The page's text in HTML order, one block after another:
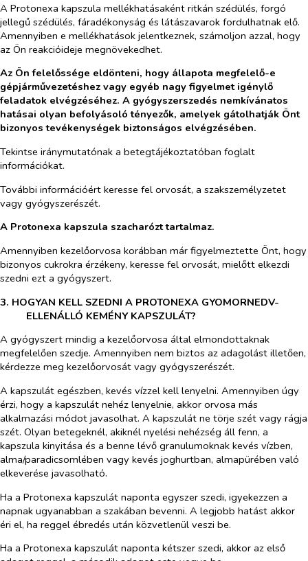
A Protonexa kapszula mellékhatásaként ritkán szédülés, forgó
jellegű szédülés, fáradékonyság és látászavarok fordulhatnak elő.
Amennyiben e mellékhatások jelentkeznek, számoljon azzal, hogy
az Ön reakcióideje megnövekedhet.
Az Ön felelőssége eldönteni, hogy állapota megfelelő-e
gépjárművezetéshez vagy egyéb nagy figyelmet igénylő
feladatok elvégzéséhez. A gyógyszerszedés nemkívánatos
hatásai olyan befolyásoló tényezők, amelyek gátolhatják Önt
bizonyos tevékenységek biztonságos elvégzésében.
Tekintse iránymutatónak a betegtájékoztatóban foglalt
információkat.
További információért keresse fel orvosát, a szakszemélyzetet
vagy gyógyszerészét.
A Protonexa kapszula szacharózt tartalmaz.
Amennyiben kezelőorvosa korábban már figyelmeztette Önt, hogy
bizonyos cukrokra érzékeny, keresse fel orvosát, mielőtt elkezdi
szedni ezt a gyógyszert.
3. HOGYAN KELL SZEDNI A PROTONEXA GYOMORNEDV-
ELLENÁLLÓ KEMÉNY KAPSZULÁT?
A gyógyszert mindig a kezelőorvosa által elmondottaknak
megfelelően szedje. Amennyiben nem biztos az adagolást illetően,
kérdezze meg kezelőorvosát vagy gyógyszerészét.
A kapszulát egészben, kevés vízzel kell lenyelni. Amennyiben úgy
érzi, hogy a kapszulát nehéz lenyelnie, akkor orvosa más
alkalmazási módot javasolhat. A kapszulát ne törje szét vagy rágja
szét. Olyan betegeknél, akiknél nyelési nehézség áll fenn, a
kapszula kinyitása és a benne lévő granulumoknak kevés vízben,
alma/paradicsomlében vagy kevés joghurtban, almapürében való
elkeverése javasolható.
Ha a Protonexa kapszulát naponta egyszer szedi, igyekezzen a
napnak ugyanabban a szakában bevenni. A legjobb hatást akkor
éri el, ha reggel ébredés után közvetlenül veszi be.
Ha a Protonexa kapszulát naponta kétszer szedi, akkor az első